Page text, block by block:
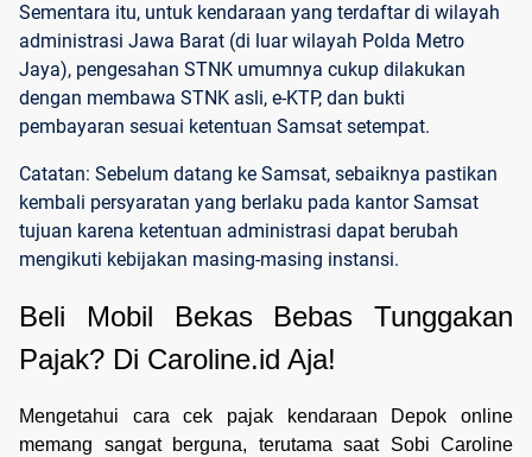
Sementara itu, untuk kendaraan yang terdaftar di wilayah
administrasi Jawa Barat (di luar wilayah Polda Metro
Jaya), pengesahan STNK umumnya cukup dilakukan
dengan membawa STNK asli, e-KTP, dan bukti
pembayaran sesuai ketentuan Samsat setempat.
Catatan: Sebelum datang ke Samsat, sebaiknya pastikan
kembali persyaratan yang berlaku pada kantor Samsat
tujuan karena ketentuan administrasi dapat berubah
mengikuti kebijakan masing-masing instansi.
Beli Mobil Bekas Bebas Tunggakan
Pajak? Di Caroline.id Aja!
Mengetahui cara cek pajak kendaraan Depok online
memang sangat berguna, terutama saat Sobi Caroline